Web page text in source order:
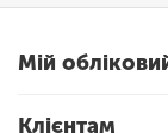
Мій
Клієнтам